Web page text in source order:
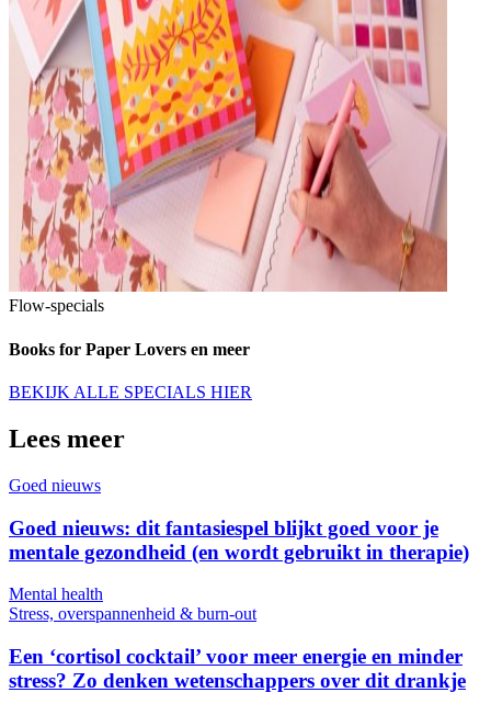
Flow-specials
Books for Paper Lovers en meer
BEKIJK ALLE SPECIALS HIER
Lees meer
Goed nieuws
Goed nieuws: dit fantasiespel blijkt goed voor je
mentale gezondheid (en wordt gebruikt in therapie)
Mental health
Stress, overspannenheid & burn-out
Een ‘cortisol cocktail’ voor meer energie en minder
stress? Zo denken wetenschappers over dit drankje